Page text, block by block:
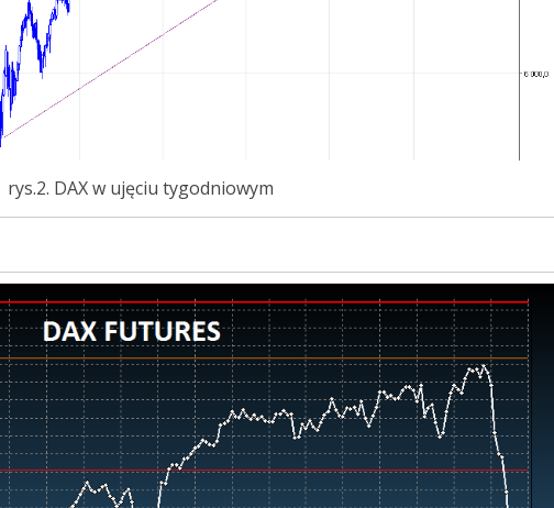
rys.2. DAX w ujęciu tygodniowym